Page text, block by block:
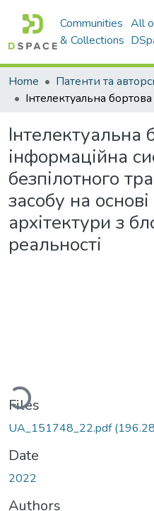
Communities
& Collections
All
Home
Інтелектуальна
інформаційна
безпілотного
засобу на
архітектури з
реальності
Files
UA_151748_22.pdf
Date
2022
Authors